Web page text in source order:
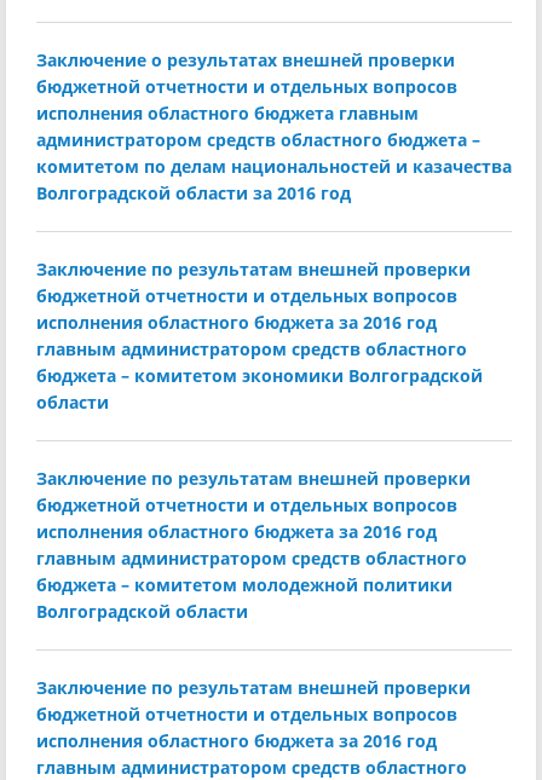
Заключение о результатах внешней проверки
бюджетной отчетности и отдельных вопросов
исполнения областного бюджета главным
администратором средств областного бюджета –
комитетом по делам национальностей и казачества
Волгоградской области за 2016 год
Заключение по результатам внешней проверки
бюджетной отчетности и отдельных вопросов
исполнения областного бюджета за 2016 год
главным администратором средств областного
бюджета – комитетом экономики Волгоградской
области
Заключение по результатам внешней проверки
бюджетной отчетности и отдельных вопросов
исполнения областного бюджета за 2016 год
главным администратором средств областного
бюджета – комитетом молодежной политики
Волгоградской области
Заключение по результатам внешней проверки
бюджетной отчетности и отдельных вопросов
исполнения областного бюджета за 2016 год
главным администратором средств областного